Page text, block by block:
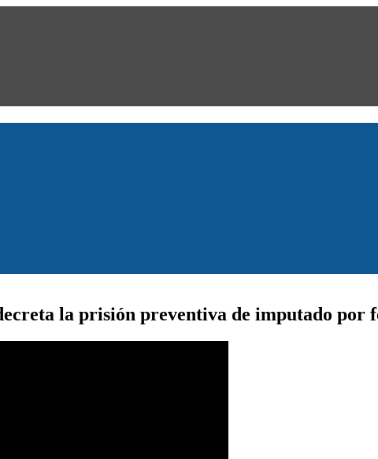
la prisión preventiva de imputado por